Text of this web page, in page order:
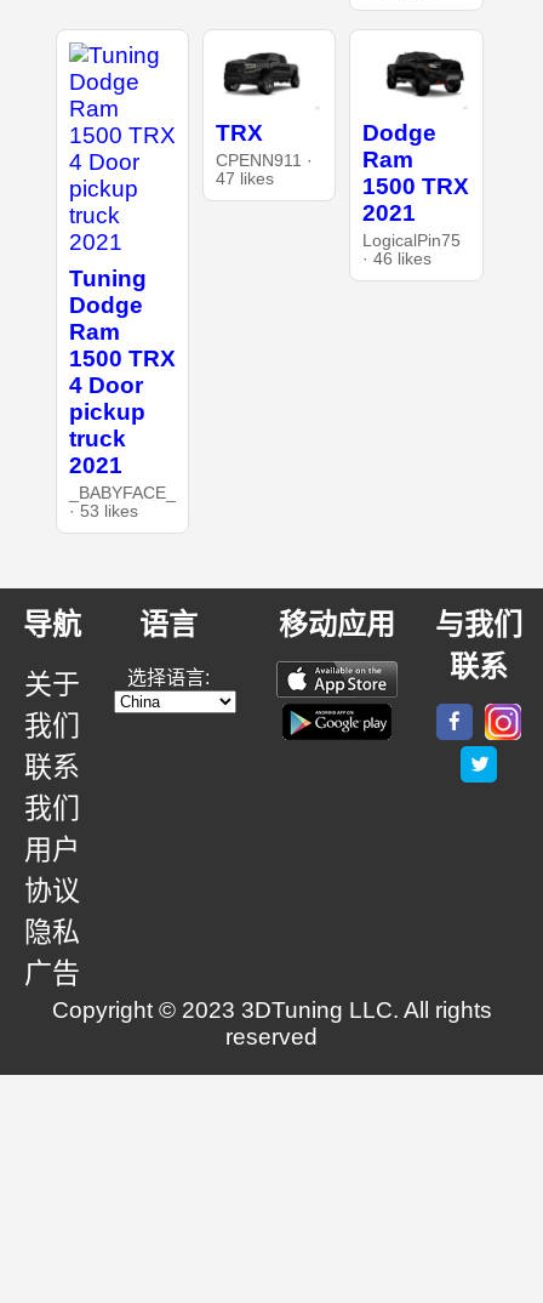
Tuning
Dodge
Ram
1500 TRX
4 Door
pickup
truck
2021
_BABYFACE_
· 53 likes
TRX
CPENN911 ·
47 likes
Dodge
Ram
1500 TRX
2021
LogicalPin75
· 46 likes
导航
关于
我们
联系
我们
用户
协议
隐私
广告
语言
选择语言:
移动应用
与我们
联系
Copyright © 2023 3DTuning LLC. All rights
reserved